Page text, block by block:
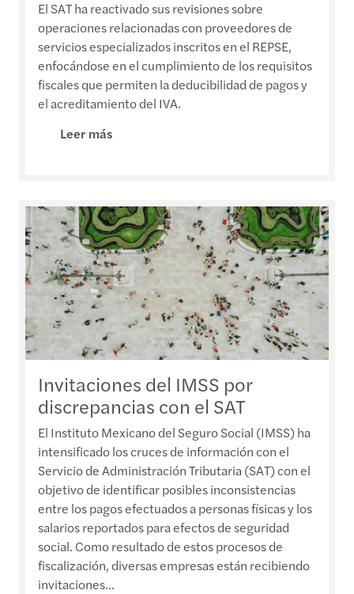
El SAT ha reactivado sus revisiones sobre
operaciones relacionadas con proveedores de
servicios especializados inscritos en el REPSE,
enfocándose en el cumplimiento de los requisitos
fiscales que permiten la deducibilidad de pagos y
el acreditamiento del IVA.
Leer más
Invitaciones del IMSS por
discrepancias con el SAT
El Instituto Mexicano del Seguro Social (IMSS) ha
intensificado los cruces de información con el
Servicio de Administración Tributaria (SAT) con el
objetivo de identificar posibles inconsistencias
entre los pagos efectuados a personas físicas y los
salarios reportados para efectos de seguridad
social. Como resultado de estos procesos de
fiscalización, diversas empresas están recibiendo
invitaciones...